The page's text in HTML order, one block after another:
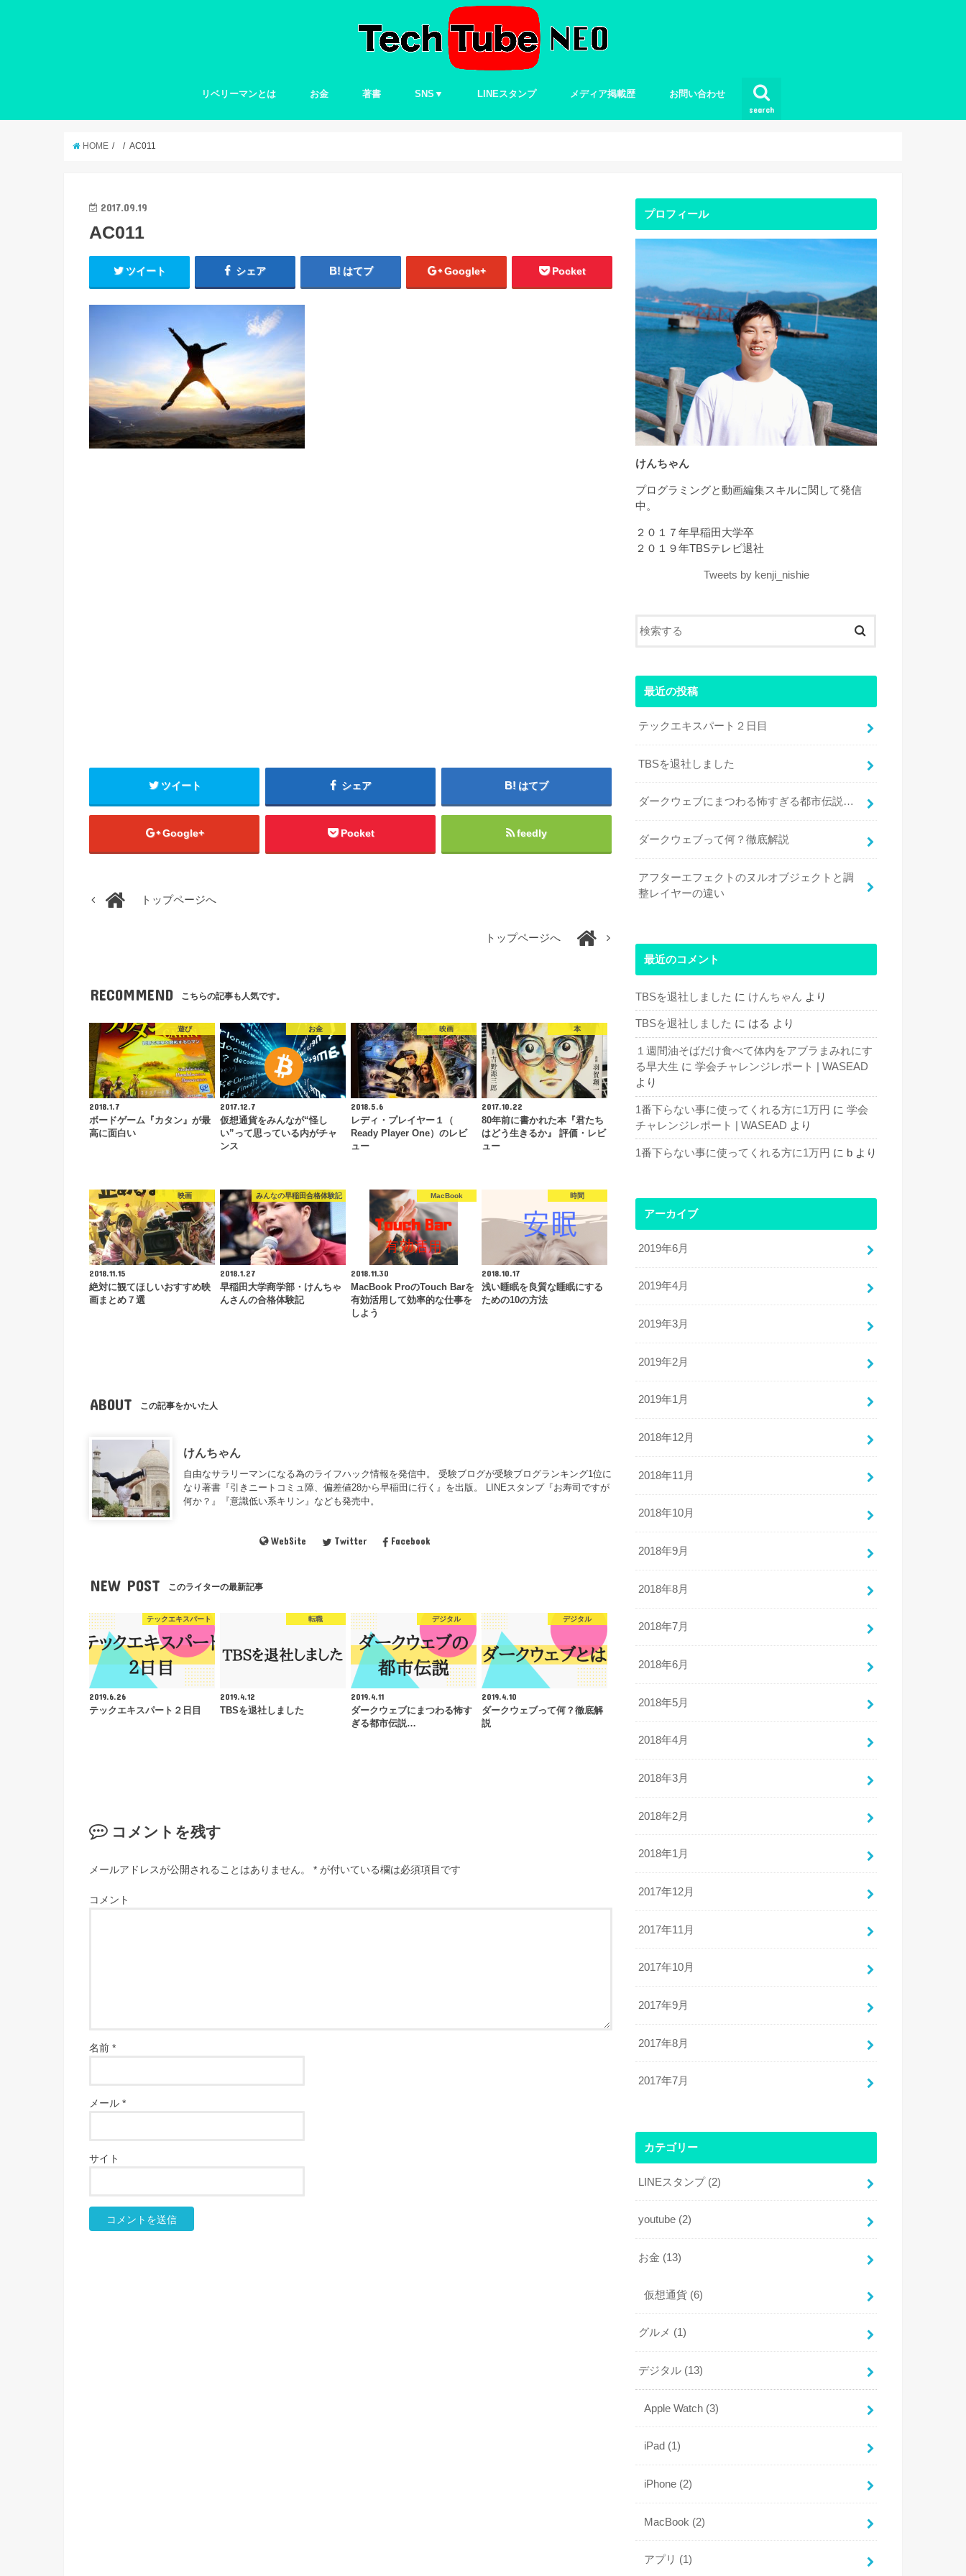
search
リベリーマンとは お金 著書 SNS▼
Twitter
LINEスタンプ メディア掲載歴 お問い合わせ
HOME AC011
2017.09.19
AC011
ツイート シェア はてブ Google+ Pocket
ツイート シェア はてブ
Google+ Pocket feedly
トップページへ
トップページへ
RECOMMEND こちらの記事も人気です。
遊び
2018.1.7
ボードゲーム『カタン』が最
高に面白い
お金
2017.12.7
仮想通貨をみんなが“怪し
い”って思っている内がチャ
ンス
映画
2018.5.6
レディ・プレイヤー１（
Ready Player One）のレビ
ュー
本
2017.10.22
80年前に書かれた本『君たち
はどう生きるか』 評価・レビ
ュー
映画
2018.11.15
絶対に観てほしいおすすめ映
画まとめ７選
みんなの早稲田合格体験記
2018.1.27
早稲田大学商学部・けんちゃ
んさんの合格体験記
MacBook
2018.11.30
MacBook ProのTouch Barを
有効活用して効率的な仕事を
しよう
時間
2018.10.17
浅い睡眠を良質な睡眠にする
ための10の方法
ABOUT この記事をかいた人
けんちゃん
自由なサラリーマンになる為のライフハック情報を発信中。 受験ブログが受験ブログランキング1位に
なり著書『引きニートコミュ障、偏差値28から早稲田に行く』を出版。 LINEスタンプ『お寿司ですが
何か？』『意識低い系キリン』なども発売中。
WebSite Twitter Facebook
NEW POST このライターの最新記事
テックエキスパート
2019.6.26
テックエキスパート２日目
転職
2019.4.12
TBSを退社しました
デジタル
2019.4.11
ダークウェブにまつわる怖す
ぎる都市伝説…
デジタル
2019.4.10
ダークウェブって何？徹底解
説
コメントを残す
メールアドレスが公開されることはありません。 * が付いている欄は必須項目です
コメント
名前 *
メール *
サイト
プロフィール
けんちゃん
プログラミングと動画編集スキルに関して発信
中。
２０１７年早稲田大学卒
２０１９年TBSテレビ退社
Tweets by kenji_nishie
最近の投稿
テックエキスパート２日目
TBSを退社しました
ダークウェブにまつわる怖すぎる都市伝説…
ダークウェブって何？徹底解説
アフターエフェクトのヌルオブジェクトと調
整レイヤーの違い
最近のコメント
TBSを退社しました に けんちゃん より
TBSを退社しました に はる より
１週間油そばだけ食べて体内をアブラまみれにす
る早大生 に 学会チャレンジレポート | WASEAD
より
1番下らない事に使ってくれる方に1万円 に 学会
チャレンジレポート | WASEAD より
1番下らない事に使ってくれる方に1万円 に b より
アーカイブ
2019年6月
2019年4月
2019年3月
2019年2月
2019年1月
2018年12月
2018年11月
2018年10月
2018年9月
2018年8月
2018年7月
2018年6月
2018年5月
2018年4月
2018年3月
2018年2月
2018年1月
2017年12月
2017年11月
2017年10月
2017年9月
2017年8月
2017年7月
カテゴリー
LINEスタンプ (2)
youtube (2)
お金 (13)
仮想通貨 (6)
グルメ (1)
デジタル (13)
Apple Watch (3)
iPad (1)
iPhone (2)
MacBook (2)
アプリ (1)